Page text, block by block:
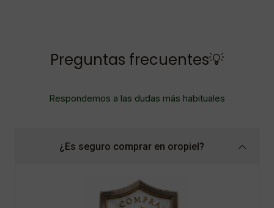
Preguntas frecuentes💡
Respondemos a las dudas más habituales
¿Es seguro comprar en oropiel?